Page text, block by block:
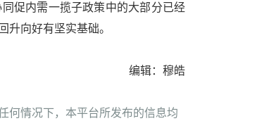
促内需一揽子政策中的大部分已经
升向好有坚实基础。
编辑：穆皓
何情况下，本平台所发布的信息均